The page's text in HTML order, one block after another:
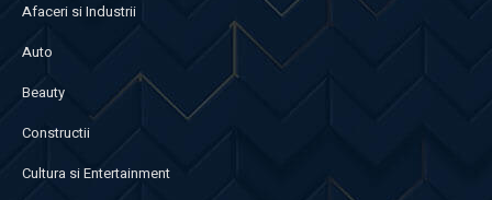
Afaceri si Industrii
Auto
Beauty
Constructii
Cultura si Entertainment